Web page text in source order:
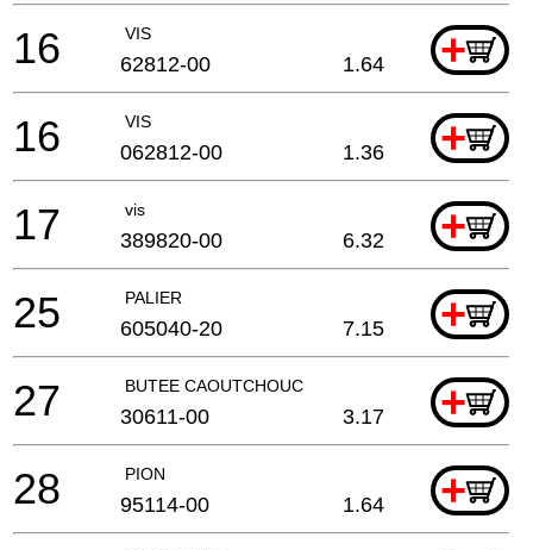
VIS +
16 62812-00 1.64
VIS +
16 062812-00 1.36
vis +
17 389820-00 6.32
PALIER +
25 605040-20 7.15
BUTEE CAOUTCHOUC +
27 30611-00 3.17
PION +
28 95114-00 1.64